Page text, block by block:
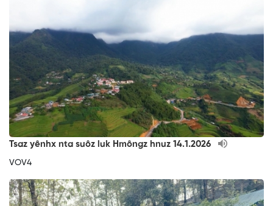
Tsaz yênhx nta suôz luk Hmôngz hnuz 14.1.2026
VOV4